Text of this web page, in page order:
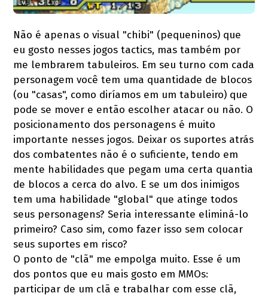
Não é apenas o visual "chibi" (pequeninos) que
eu gosto nesses jogos tactics, mas também por
me lembrarem tabuleiros. Em seu turno com cada
personagem você tem uma quantidade de blocos
(ou "casas", como diríamos em um tabuleiro) que
pode se mover e então escolher atacar ou não. O
posicionamento dos personagens é muito
importante nesses jogos. Deixar os suportes atrás
dos combatentes não é o suficiente, tendo em
mente habilidades que pegam uma certa quantia
de blocos a cerca do alvo. E se um dos inimigos
tem uma habilidade "global" que atinge todos
seus personagens? Seria interessante eliminá-lo
primeiro? Caso sim, como fazer isso sem colocar
seus suportes em risco?
O ponto de "clã" me empolga muito. Esse é um
dos pontos que eu mais gosto em MMOs:
participar de um clã e trabalhar com esse clã,